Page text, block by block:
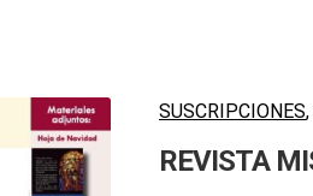
SUSCRIPCIONES,
REVISTA